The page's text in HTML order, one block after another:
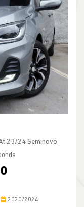
23/24 Seminovo
2023/2024